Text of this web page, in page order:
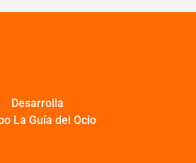
Desarrolla
La Guía del Ocio